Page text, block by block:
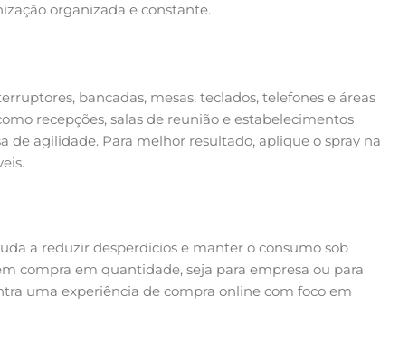
organizada e constante.
bancadas, mesas, teclados, telefones e áreas
recepções, salas de reunião e estabelecimentos
de agilidade. Para melhor resultado, aplique o spray na
a reduzir desperdícios e manter o consumo sob
compra em quantidade, seja para empresa ou para
uma experiência de compra online com foco em